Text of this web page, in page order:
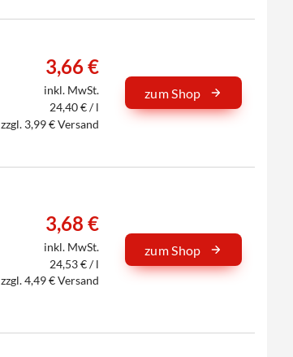
3,66 €
inkl. MwSt.
24,40 € / l
zzgl. 3,99 € Versand
zum Shop
3,68 €
inkl. MwSt.
24,53 € / l
zzgl. 4,49 € Versand
zum Shop